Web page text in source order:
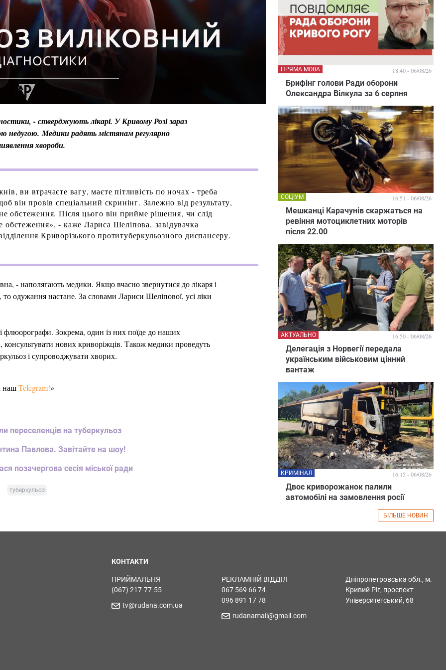
- стверджують лікарі. У Кривому Розі зараз
недугою. Медики радять містянам регулярно
хвороби.
ви втрачаєте вагу, маєте пітливість по ночах - треба
він провів спеціальний скринінг. Залежно від результату,
обстеження. Після цього він прийме рішення, чи слід
- каже Лариса Шеліпова, завідувачка
Криворізького протитуберкульозного диспансеру.
- наполягають медики. Якщо вчасно звернутися до лікаря і
одужання настане. За словами Лариси Шеліпової, усі ліки
Зокрема, один із них поїде до наших
консультувати нових криворіжців. Також медики проведуть
і супроводжувати хворих.
нашTelegram!»
переселенців на туберкульоз
Павлова. Завітайте на шоу!
позачергова сесія міської ради
туберкульоз
Брифінг голови Ради оборони
Олександра Вілкула за 6 серпня
ПРЯМА МОВА 18:40 - 06/08/26
Мешканці Карачунів скаржаться на
ревіння мотоциклетних моторів
після 22.00
СОЦІУМ 16:51 - 06/08/26
Делегація з Норвегії передала
українським військовим цінний
вантаж
АКТУАЛЬНО 16:50 - 06/08/26
Двоє криворожанок палили
автомобілі на замовлення росії
КРИМІНАЛ 16:15 - 06/08/26
БІЛЬШЕ НОВИН
КОНТАКТИ
ПРИЙМАЛЬНЯ
(067) 217-77-55
tv@rudana.com.ua
РЕКЛАМНІЙ ВІДДІЛ
067 569 66 74
096 891 17 78
rudanamail@gmail.com
Дніпропетровська обл., м.
Кривий Ріг, проспект
Університетський, 68